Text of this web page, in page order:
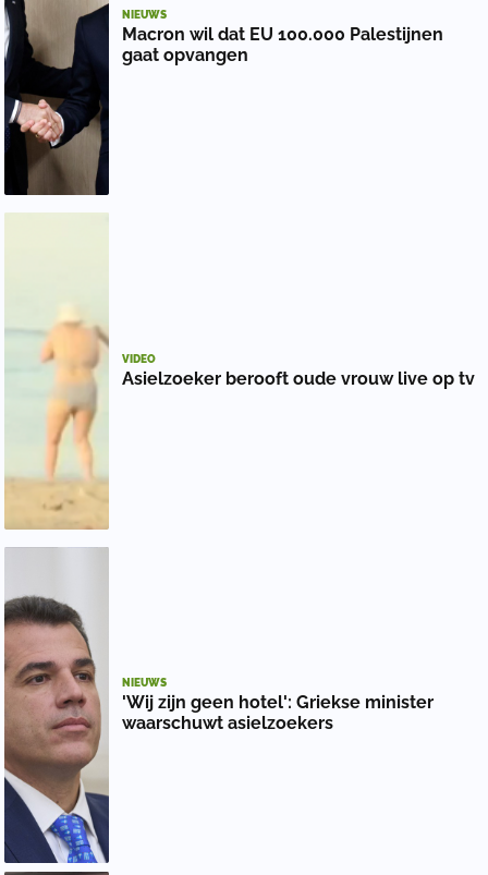
NIEUWS
Macron wil dat EU 100.000 Palestijnen
gaat opvangen
VIDEO
Asielzoeker berooft oude vrouw live op tv
NIEUWS
'Wij zijn geen hotel': Griekse minister
waarschuwt asielzoekers